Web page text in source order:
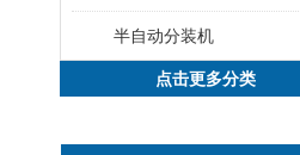
半自动分装机
点击更多分类